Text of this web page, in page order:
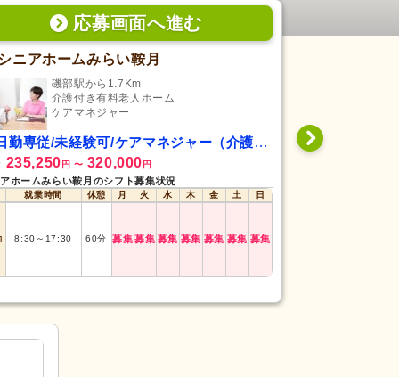
応募画面へ進む
ニアホームみらい鞍月
磯部駅から1.7Km
介護付き有料老人ホーム
ケアマネジャー
勤専従/未経験可/ケアマネジャー（介護支援専門員）
235,250 円 〜 320,000 円
ホームみらい鞍月のシフト募集状況
就業時間 休憩 月 火 水 木 金 土 日
8:30 ～ 17:30 60分 募集募集 募集 募集 募集 募集 募集
日勤専従/未経